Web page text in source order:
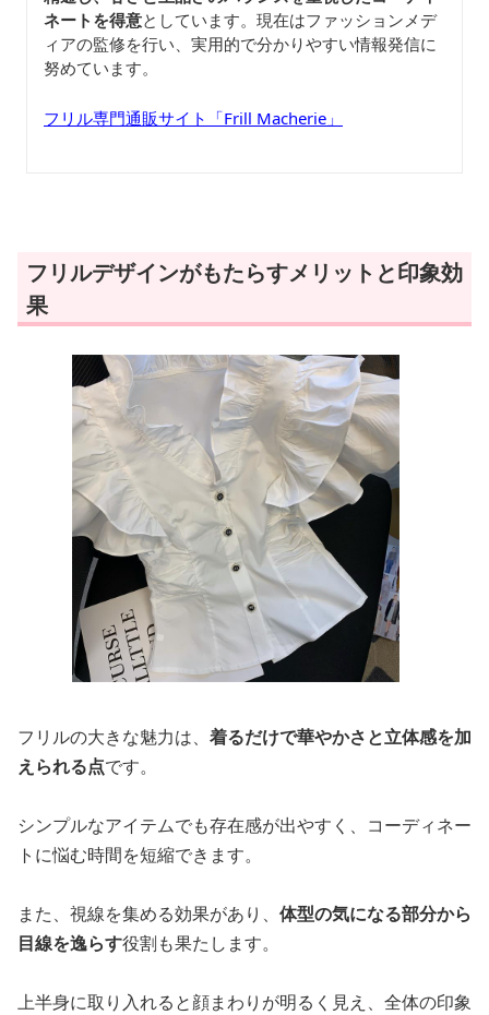
ネートを得意としています。現在はファッションメデ
ィアの監修を行い、実用的で分かりやすい情報発信に
努めています。
フリル専門通販サイト「Frill Macherie」
フリルデザインがもたらすメリットと印象効
果
フリルの大きな魅力は、 着るだけで華やかさと立体感を加
えられる点です。
シンプルなアイテムでも存在感が出やすく、コーディネー
トに悩む時間を短縮できます。
また、視線を集める効果があり、 体型の気になる部分から
目線を逸らす役割も果たします。
上半身に取り入れると顔まわりが明るく見え、全体の印象